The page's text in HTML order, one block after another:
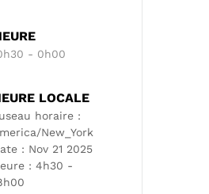
- 0h00
LOCALE
horaire :
New_York
: Nov 21 2025
: 4h30 -